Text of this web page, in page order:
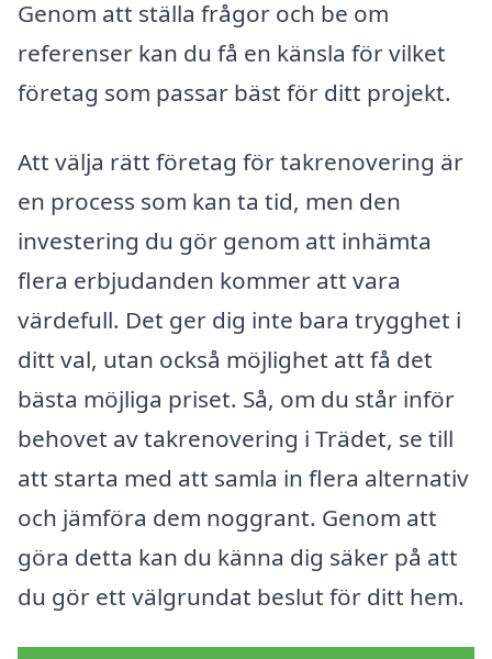
Genom att ställa frågor och be om
referenser kan du få en känsla för vilket
företag som passar bäst för ditt projekt.
Att välja rätt företag för takrenovering är
en process som kan ta tid, men den
investering du gör genom att inhämta
flera erbjudanden kommer att vara
värdefull. Det ger dig inte bara trygghet i
ditt val, utan också möjlighet att få det
bästa möjliga priset. Så, om du står inför
behovet av takrenovering i Trädet, se till
att starta med att samla in flera alternativ
och jämföra dem noggrant. Genom att
göra detta kan du känna dig säker på att
du gör ett välgrundat beslut för ditt hem.